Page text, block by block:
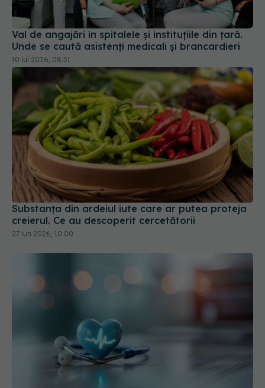
Val de angajări în spitalele și instituțiile din țară.
Unde se caută asistenți medicali și brancardieri
10 iul 2026, 08:51
Substanța din ardeiul iute care ar putea proteja
creierul. Ce au descoperit cercetătorii
27 iun 2026, 10:00